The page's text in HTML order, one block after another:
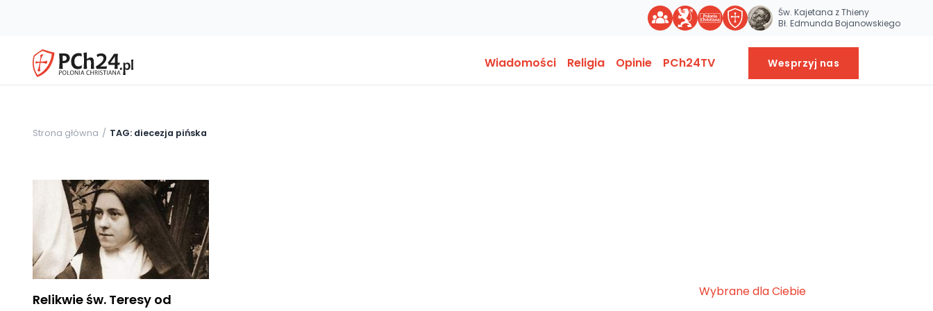
Św. Kajetana z Thieny
Bł. Edmunda Bojanowskiego
Wiadomości Religia Opinie PCh24TV Wesprzyj nas
Strona główna TAG: diecezja pińska
Relikwie św. Teresy od
Wybrane dla Ciebie